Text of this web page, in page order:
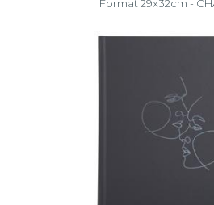
Format 29x32cm -